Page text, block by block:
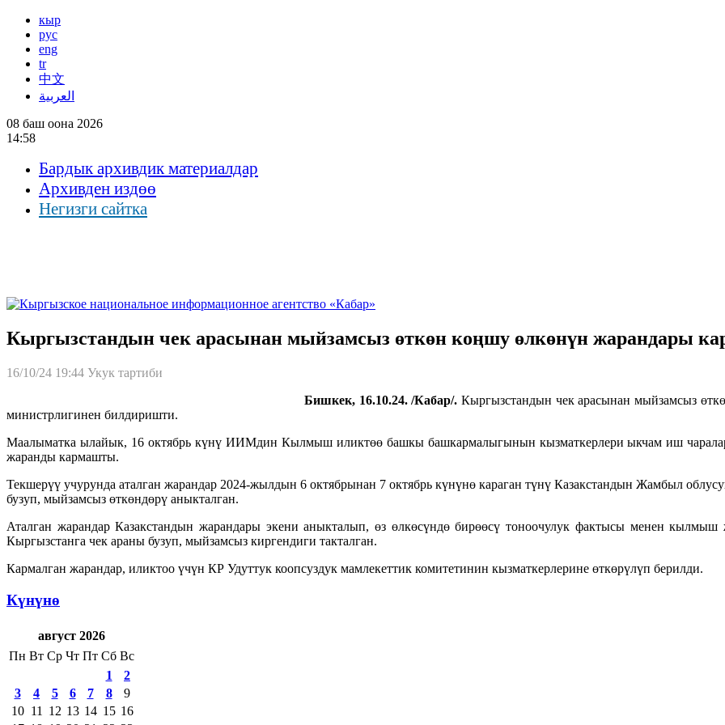
кыр
рус
eng
tr
中文
العربية
08 баш оона 2026
14:58
Бардык архивдик материалдар
Архивден издөө
Негизги сайтка
Кыргызстандын чек арасынан мыйзамсыз өткөн коңшу өлкөнүн жарандары
16/10/24 19:44 Укук тартиби
Бишкек, 16.10.24. /Кабар/. Кыргызстандын чек арасынан мыйзамсыз
министрлигинен билдиришти.
Маалыматка ылайык, 16 октябрь күнү ИИМдин Кылмыш иликтөө башкы башкармалыгынын кызматкерлери ыкчам иш
жаранды кармашты.
Текшерүү учурунда аталган жарандар 2024-жылдын 6 октябрынан 7 октябрь күнүнө караган түнү Казакстандын Жамбыл
бузуп, мыйзамсыз өткөндөрү аныкталган.
Аталган жарандар Казакстандын жарандары экени аныкталып, өз өлкөсүндө бирөөсү тоноочулук фактысы менен
Кыргызстанга чек араны бузуп, мыйзамсыз киргендиги такталган.
Кармалган жарандар, иликтоо үчүн КР Удуттук коопсуздук мамлекеттик комитетинин кызматкерлерине өткөрүлүп берилди.
Күнүнө
август 2026
Пн Вт Ср Чт Пт Сб Вс
1
2
3
4 5 6 7 8
9
10 11 12 13 14 15 16